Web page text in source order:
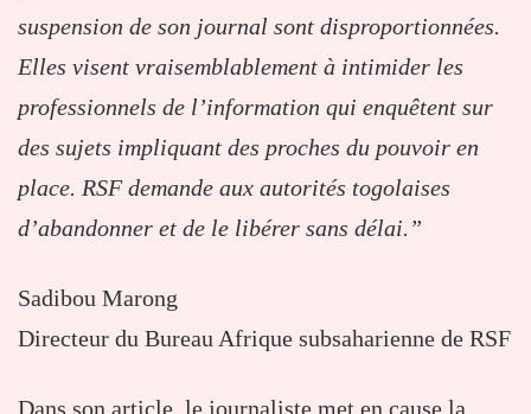
suspension de son journal sont disproportionnées.
Elles visent vraisemblablement à intimider les
professionnels de l’information qui enquêtent sur
des sujets impliquant des proches du pouvoir en
place. RSF demande aux autorités togolaises
d’abandonner et de le libérer sans délai.”
Sadibou Marong
Directeur du Bureau Afrique subsaharienne de RSF
Dans son article, le journaliste met en cause la